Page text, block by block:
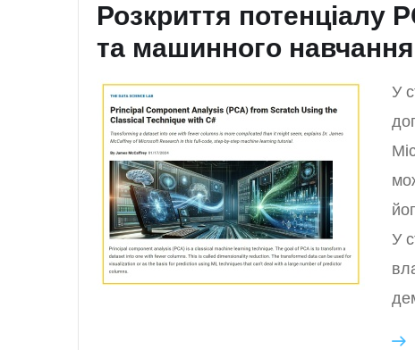
Розкриття потенціалу
та машинного
У
У